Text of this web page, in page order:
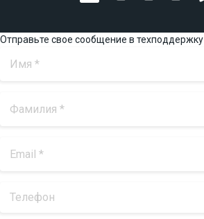
Отправьте свое сообщение в техподдержку